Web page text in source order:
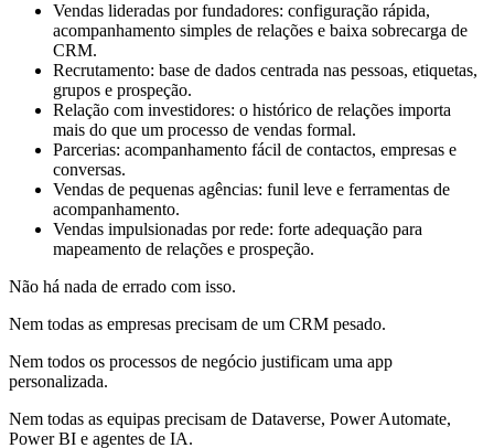
Vendas lideradas por fundadores: configuração rápida,
acompanhamento simples de relações e baixa sobrecarga de
CRM.
Recrutamento: base de dados centrada nas pessoas, etiquetas,
grupos e prospeção.
Relação com investidores: o histórico de relações importa
mais do que um processo de vendas formal.
Parcerias: acompanhamento fácil de contactos, empresas e
conversas.
Vendas de pequenas agências: funil leve e ferramentas de
acompanhamento.
Vendas impulsionadas por rede: forte adequação para
mapeamento de relações e prospeção.
Não há nada de errado com isso.
Nem todas as empresas precisam de um CRM pesado.
Nem todos os processos de negócio justificam uma app
personalizada.
Nem todas as equipas precisam de Dataverse, Power Automate,
Power BI e agentes de IA.